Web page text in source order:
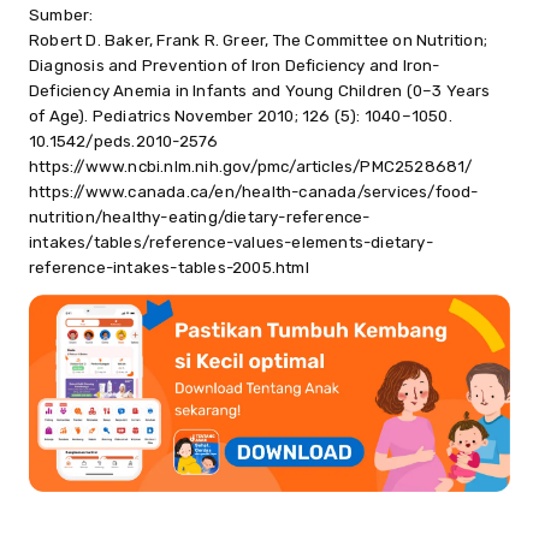
Sumber:
Robert D. Baker, Frank R. Greer, The Committee on Nutrition;
Diagnosis and Prevention of Iron Deficiency and Iron-
Deficiency Anemia in Infants and Young Children (0–3 Years
of Age). Pediatrics November 2010; 126 (5): 1040–1050.
10.1542/peds.2010-2576
https://www.ncbi.nlm.nih.gov/pmc/articles/PMC2528681/
https://www.canada.ca/en/health-canada/services/food-
nutrition/healthy-eating/dietary-reference-
intakes/tables/reference-values-elements-dietary-
reference-intakes-tables-2005.html